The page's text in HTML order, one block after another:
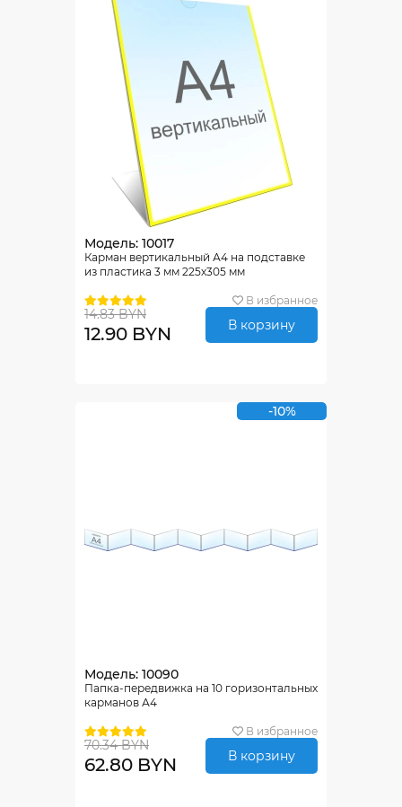
Модель: 10017
Карман вертикальный А4 на подставке
из пластика 3 мм 225х305 мм
В избранное
14.83 BYN
12.90 BYN В корзину
-10%
Модель: 10090
Папка-передвижка на 10 горизонтальных
карманов А4
В избранное
70.34 BYN
62.80 BYN В корзину